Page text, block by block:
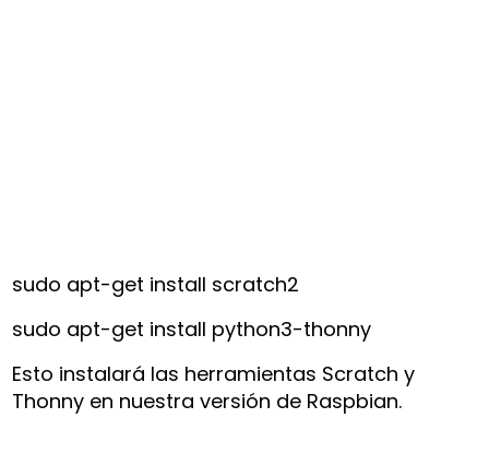
sudo apt-get install scratch2
sudo apt-get install python3-thonny
Esto instalará las herramientas Scratch y
Thonny en nuestra versión de Raspbian.